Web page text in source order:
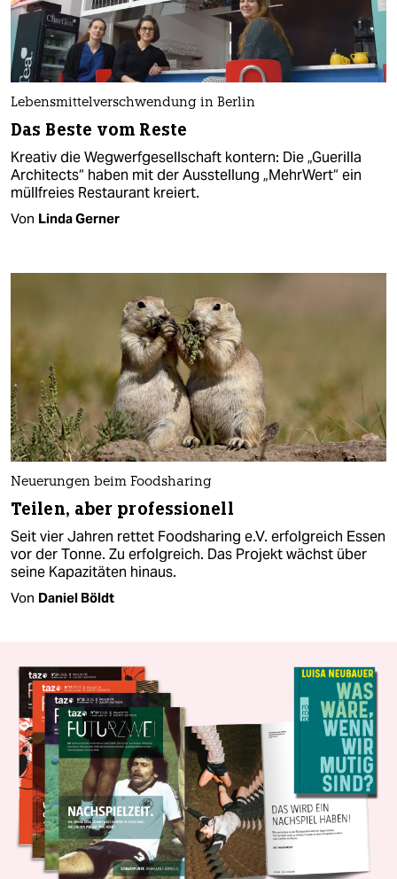
Lebensmittelverschwendung in Berlin
Das Beste vom Reste
Kreativ die Wegwerfgesellschaft kontern: Die „Guerilla
Architects“ haben mit der Ausstellung „MehrWert“ ein
müllfreies Restaurant kreiert.
Von Linda Gerner
Neuerungen beim Foodsharing
Teilen, aber professionell
Seit vier Jahren rettet Foodsharing e.V. erfolgreich Essen
vor der Tonne. Zu erfolgreich. Das Projekt wächst über
seine Kapazitäten hinaus.
Von Daniel Böldt